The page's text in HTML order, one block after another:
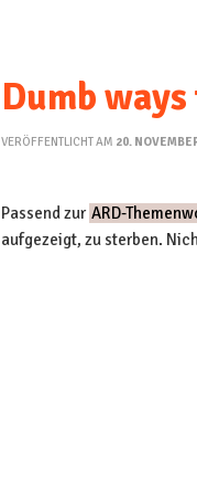
Dumb
VERÖFFENTLICHT AM 20.
Passend zur ARD-
aufgezeigt, zu sterben.